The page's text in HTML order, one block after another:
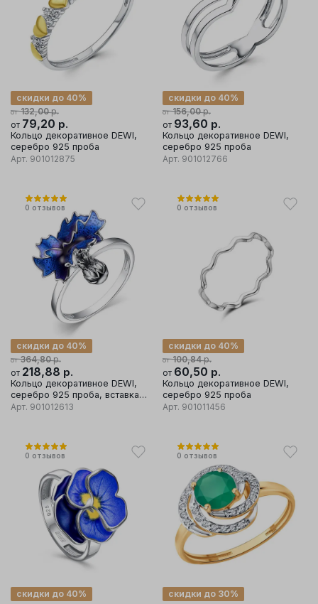
от 132,00р.
скидки до 40%
от 79,20 р.
Кольцо декоративное DEWI,
серебро 925 проба
Арт. 901012875
от 156,00р.
скидки до 40%
от 93,60 р.
Кольцо декоративное DEWI,
серебро 925 проба
Арт. 901012766
0 отзывов
от 364,80р.
скидки до 40%
от 218,88 р.
Кольцо декоративное DEWI,
серебро 925 проба, вставка
эмаль
Арт. 901012613
0 отзывов
от 100,84р.
скидки до 40%
от 60,50 р.
Кольцо декоративное DEWI,
серебро 925 проба
Арт. 901011456
0 отзывов
скидки до 40%
0 отзывов
скидки до 30%